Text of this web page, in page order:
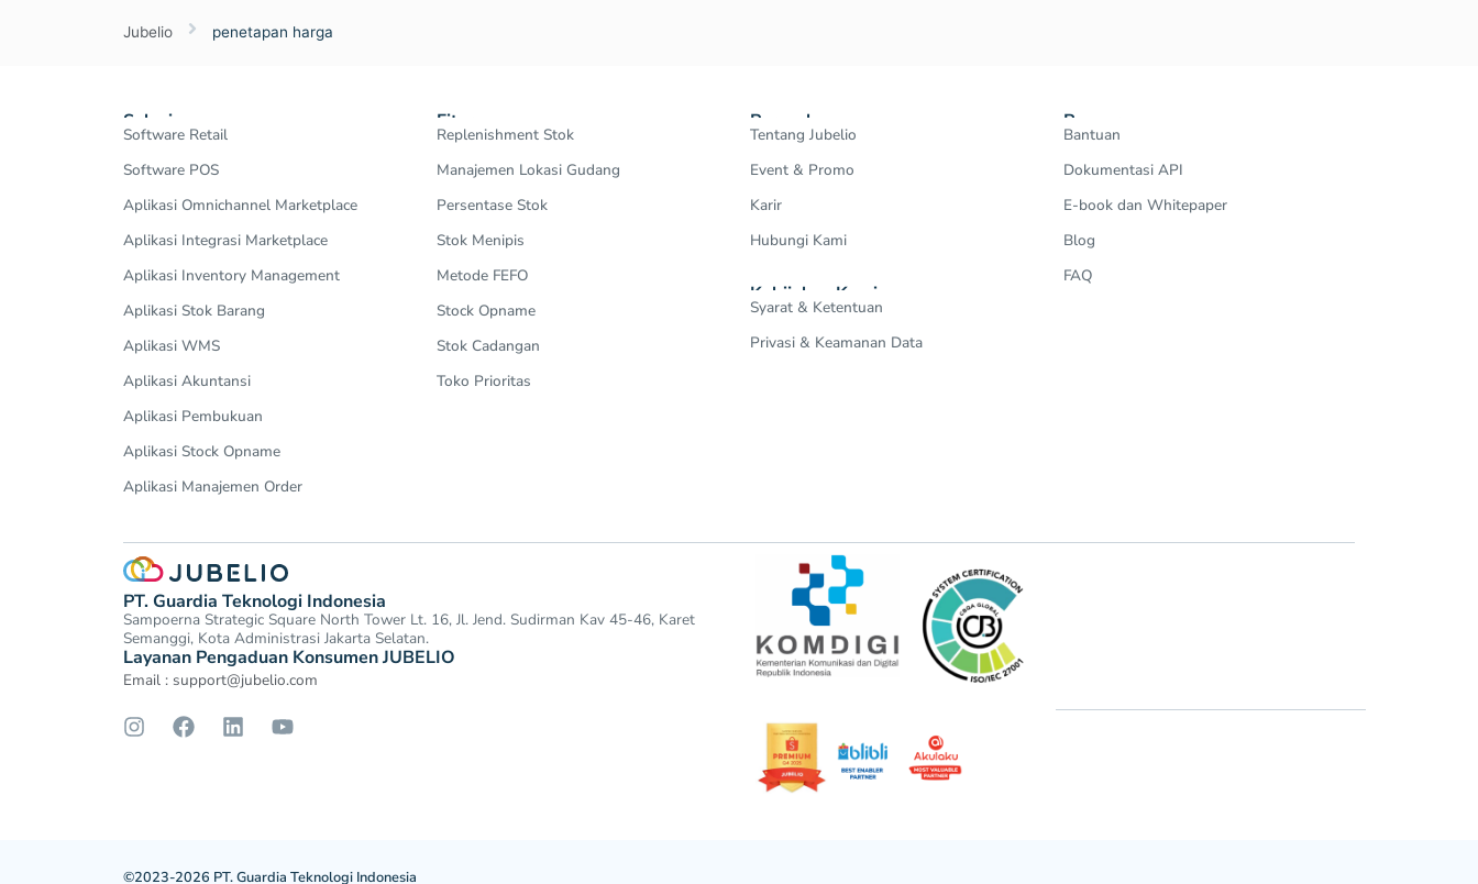
Jubelio penetapan harga
Solusi
Software Retail
Software POS
Aplikasi Omnichannel Marketplace
Aplikasi Integrasi Marketplace
Aplikasi Inventory Management
Aplikasi Stok Barang
Aplikasi WMS
Aplikasi Akuntansi
Aplikasi Pembukuan
Aplikasi Stock Opname
Aplikasi Manajemen Order
Fitur
Replenishment Stok
Manajemen Lokasi Gudang
Persentase Stok
Stok Menipis
Metode FEFO
Stock Opname
Stok Cadangan
Toko Prioritas
Perusahaan
Tentang Jubelio
Event & Promo
Karir
Hubungi Kami
Kebijakan Kami
Syarat & Ketentuan
Privasi & Keamanan Data
Resources
Bantuan
Dokumentasi API
E-book dan Whitepaper
Blog
FAQ
PT. Guardia Teknologi Indonesia
Sampoerna Strategic Square North Tower Lt. 16, Jl. Jend. Sudirman Kav 45-46, Karet
Semanggi, Kota Administrasi Jakarta Selatan.
Layanan Pengaduan Konsumen JUBELIO
Email : support@jubelio.com
©2023-2026 PT. Guardia Teknologi Indonesia